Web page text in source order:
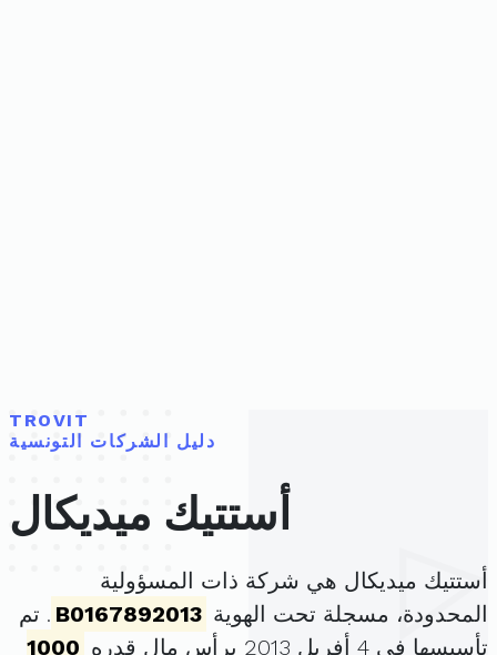
TROVIT
دليل الشركات التونسية
أستتيك ميديكال
أستتيك ميديكال هي شركة ذات المسؤولية
المحدودة، مسجلة تحت الهوية B0167892013 . تم
تأسيسها في 4 أفريل 2013 برأس مال قدره
1000